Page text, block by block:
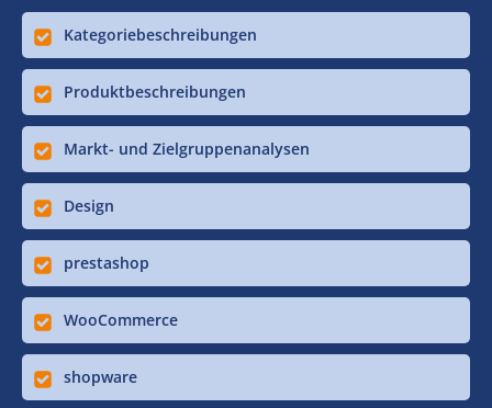
Kategoriebeschreibungen
Produktbeschreibungen
Markt- und Zielgruppenanalysen
Design
prestashop
WooCommerce
shopware